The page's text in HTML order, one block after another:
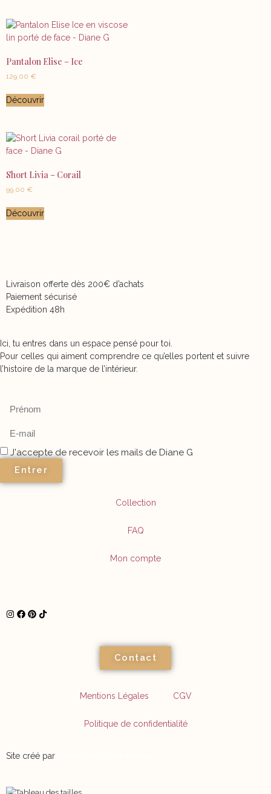
Pantalon Elise – Ice
129,00 €
Découvrir
Short Livia – Corail
99,00 €
Découvrir
Livraison offerte dès 200€ d’achats
Paiement sécurisé
Expédition 48h
Ici, tu entres dans un espace pensé pour toi.
Pour celles qui aiment comprendre ce qu’elles portent et suivre
l’histoire de la marque de l’intérieur.
J'accepte de recevoir les mails de Diane G
Entrer
Collection
FAQ
Mon compte
Contact
Mentions Légales CGV
Politique de confidentialité
Site créé par